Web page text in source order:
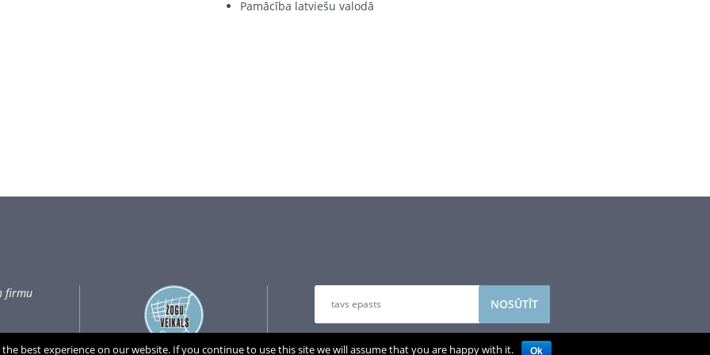
Pamācība latviešu valodā
firmu
Atstājiet savu e-pasta adresi, lai saņemtu
best experience on our website. If you continue to use this site we will assume that you are happy with it. Ok